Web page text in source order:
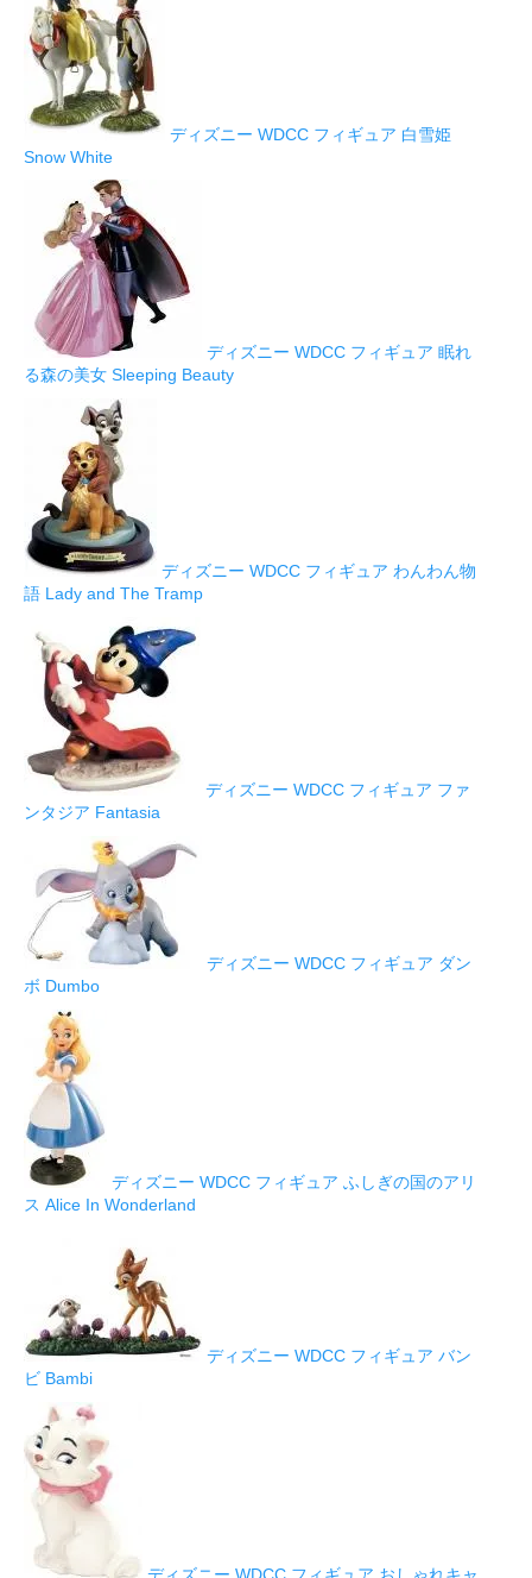
ディズニー WDCC フィギュア 白雪姫
Snow White
ディズニー WDCC フィギュア 眠れ
る森の美女 Sleeping Beauty
ディズニー WDCC フィギュア わんわん物
語 Lady and The Tramp
ディズニー WDCC フィギュア ファ
ンタジア Fantasia
ディズニー WDCC フィギュア ダン
ボ Dumbo
ディズニー WDCC フィギュア ふしぎの国のアリ
ス Alice In Wonderland
ディズニー WDCC フィギュア バン
ビ Bambi